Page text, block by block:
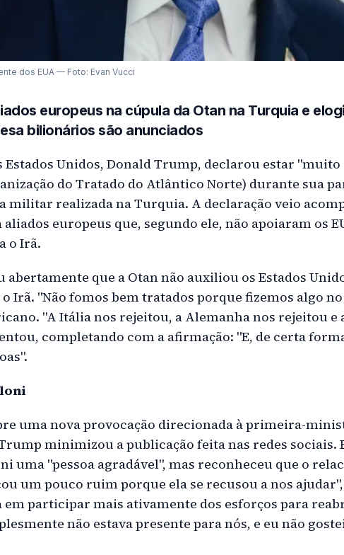
dos EUA — Foto: Evan Vucci
europeus na cúpula da Otan na Turquia e
bilionários são anunciados
Estados Unidos, Donald Trump, declarou estar
do Tratado do Atlântico Norte) durante sua
militar realizada na Turquia. A declaração veio
europeus que, segundo ele, não apoiaram os
o Irã.
que a Otan não auxiliou os Estados
Irã. "Não fomos bem tratados porque fizemos algo
"A Itália nos rejeitou, a Alemanha nos rejeitou e
completando com a afirmação: "E, de certa
uma nova provocação direcionada à primeira-
minimizou a publicação feita nas redes sociais.
uma "pessoa agradável", mas reconheceu que o
um pouco ruim porque ela se recusou a nos
participar mais ativamente dos esforços para
não estava presente para nós, e eu não